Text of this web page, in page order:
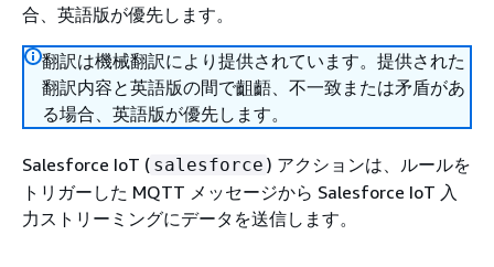
合、英語版が優先します。
翻訳は機械翻訳により提供されています。提供された
翻訳内容と英語版の間で齟齬、不一致または矛盾があ
る場合、英語版が優先します。
Salesforce IoT ( salesforce ) アクションは、ルールを
トリガーした MQTT メッセージから Salesforce IoT 入
力ストリーミングにデータを送信します。